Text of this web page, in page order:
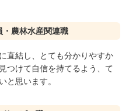
農林水産関連職
直結し、とても分かりやすか
つけて自信を持てるよう、て
と思います。